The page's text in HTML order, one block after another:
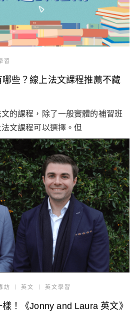
習
些？線上法文課程推薦不藏
的課程，除了一般實體的補習班
文課程可以選擇。但
訪 英文 英文學習
！《Jonny and Laura 英文》